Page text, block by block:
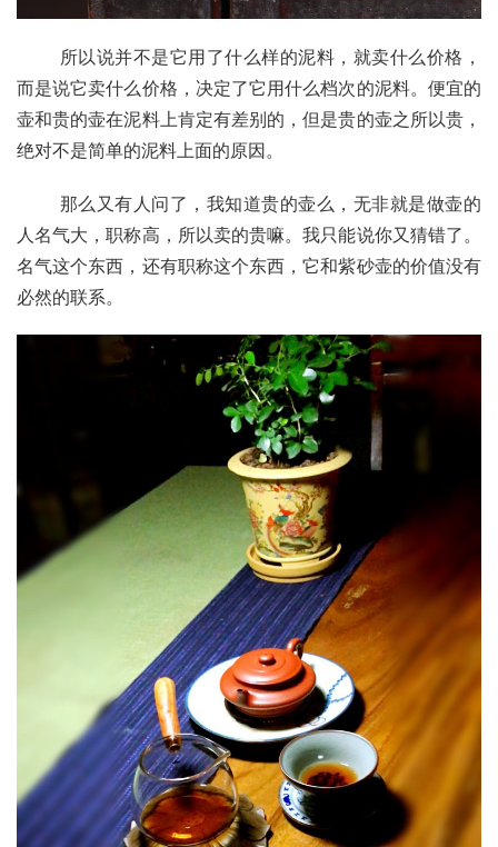
所以说并不是它用了什么样的泥料，就卖什么价格，
而是说它卖什么价格，决定了它用什么档次的泥料。便宜的
壶和贵的壶在泥料上肯定有差别的，但是贵的壶之所以贵，
绝对不是简单的泥料上面的原因。
那么又有人问了，我知道贵的壶么，无非就是做壶的
人名气大，职称高，所以卖的贵嘛。我只能说你又猜错了。
名气这个东西，还有职称这个东西，它和紫砂壶的价值没有
必然的联系。